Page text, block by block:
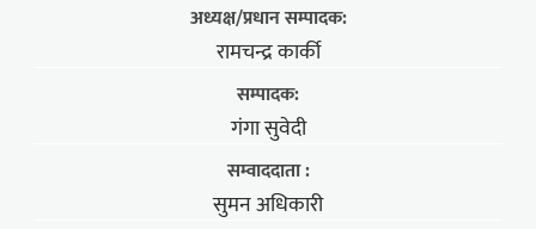
अध्यक्ष/प्रधान सम्पादक:
रामचन्द्र कार्की
सम्पादक:
गंगा सुवेदी
सम्वाददाता :
सुमन अधिकारी